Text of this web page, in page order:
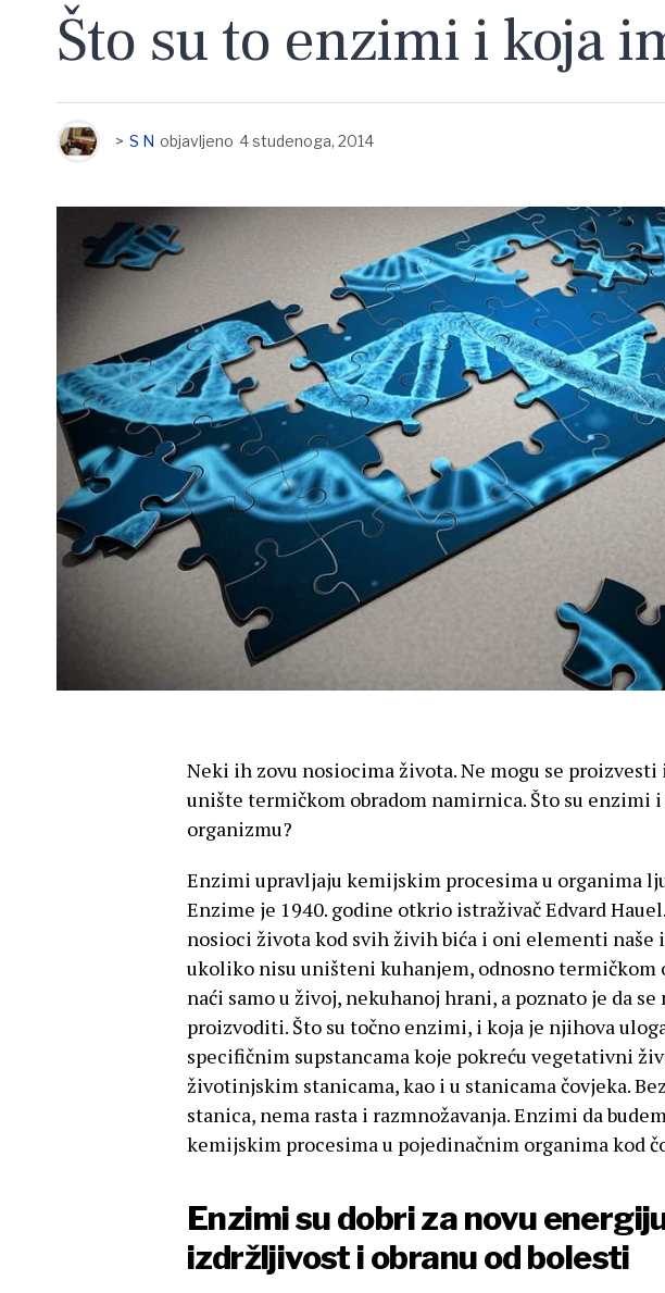
Što su to enzimi i koja
> S N objavljeno 4 studenoga, 2014
Neki ih zovu nosiocima života. Ne mogu se
unište termičkom obradom namirnica. Što su enzimi
organizmu?
Enzimi upravljaju kemijskim procesima u organima
Enzime je 1940. godine otkrio istraživač Edvard
nosioci života kod svih živih bića i oni elementi naše
ukoliko nisu uništeni kuhanjem, odnosno termičkom
naći samo u živoj, nekuhanoj hrani, a poznato je da
proizvoditi. Što su točno enzimi, i koja je njihova
specifičnim supstancama koje pokreću vegetativni
životinjskim stanicama, kao i u stanicama čovjeka.
stanica, nema rasta i razmnožavanja. Enzimi da
kemijskim procesima u pojedinačnim organima kod
Enzimi su dobri za novu
izdržljivost i obranu od bolesti